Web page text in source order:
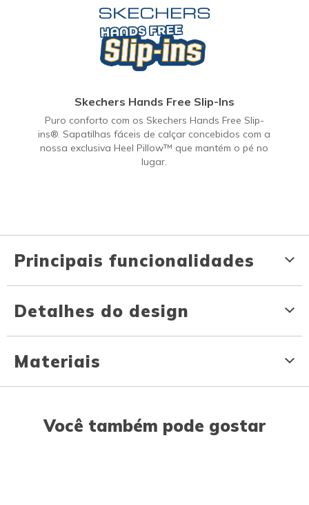
Skechers Hands Free Slip-Ins
Puro conforto com os Skechers Hands Free Slip-
ins®. Sapatilhas fáceis de calçar concebidos com a
nossa exclusiva Heel Pillow™ que mantém o pé no
lugar.
Principais funcionalidades
Detalhes do design
Materiais
Você também pode gostar